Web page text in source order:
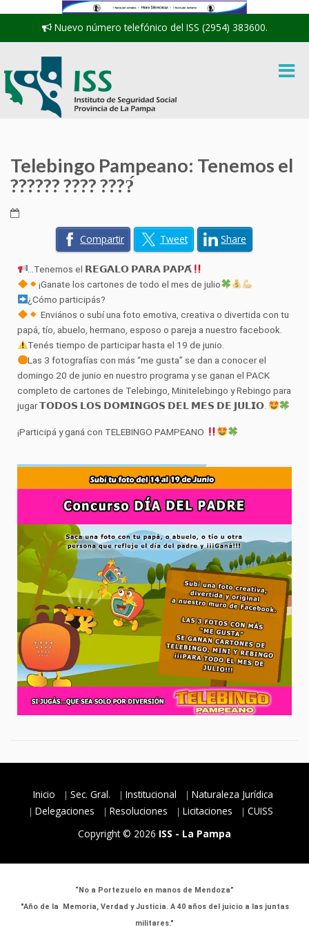
Nuevo número telefónico del ISS (2954) 383600.
Telebingo Pampeano: Tenemos el
?????? ???? ????́
Compartir Tweet Share
…Tenemos el 𝗥𝗘𝗚𝗔𝗟𝗢 𝗣𝗔𝗥𝗔 𝗣𝗔𝗣𝗔́
¡Ganate los cartones de todo el mes de julio
¿Cómo participás?
Enviános o subí una foto emotiva, creativa o divertida con tu
papá, tío, abuelo, hermano, esposo o pareja a nuestro facebook.
Tenés tiempo de participar hasta el 19 de junio.
Las 3 fotografías con más “me gusta” se dan a conocer el
domingo 20 de junio en nuestro programa y se ganan el PACK
completo de cartones de Telebingo, Minitelebingo y Rebingo para
jugar 𝗧𝗢𝗗𝗢𝗦 𝗟𝗢𝗦 𝗗𝗢𝗠𝗜𝗡𝗚𝗢𝗦 𝗗𝗘𝗟 𝗠𝗘𝗦 𝗗𝗘 𝗝𝗨𝗟𝗜𝗢.
¡Participá y ganá con TELEBINGO PAMPEANO
Inicio Sec. Gral. Institucional
Naturaleza Jurídica
Delegaciones
Resoluciones Licitaciones
CUISS
Copyright © 2026 ISS - La Pampa
“No a Portezuelo en manos de Mendoza”
"Año de la Memoria, Verdad y Justicia. A 40 años del juicio a las juntas
militares."